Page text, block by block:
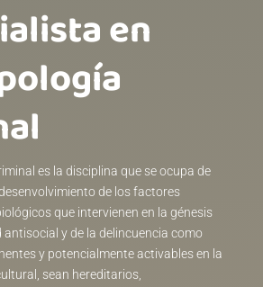
en
ㅤㅤㅤㅤ
es la disciplina que se ocupa de
de los factores
que intervienen en la génesis
y de la delincuencia como
y potencialmente activables en la
sean hereditarios,